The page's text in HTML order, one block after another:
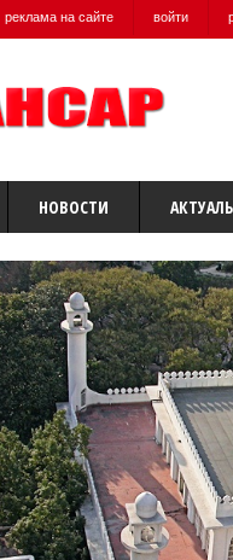
реклама на сайте войти
НОВОСТИ